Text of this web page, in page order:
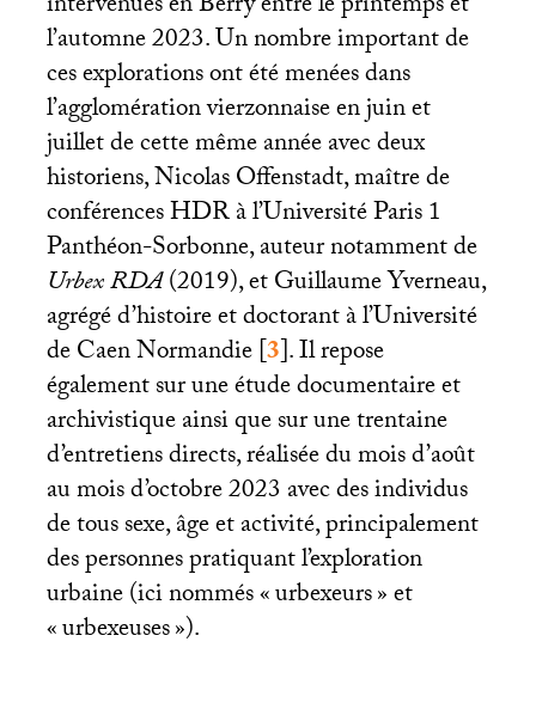
l’automne 2023. Un nombre important de
ces explorations ont été menées dans
l’agglomération vierzonnaise en juin et
juillet de cette même année avec deux
historiens, Nicolas Offenstadt, maître de
conférencesHDRà l’Université Paris 1
Panthéon-Sorbonne, auteur notamment de
UrbexRDA(2019), et Guillaume Yverneau,
agrégé d’histoire et doctorant à l’Université
de Caen Normandie[3]. Il repose
également sur une étude documentaire et
archivistique ainsi que sur une trentaine
d’entretiens directs, réalisée du mois d’août
au mois d’octobre 2023 avec des individus
de tous sexe, âge et activité, principalement
des personnes pratiquant l’exploration
urbaine (ici nommés «urbexeurs» et
«urbexeuses»).